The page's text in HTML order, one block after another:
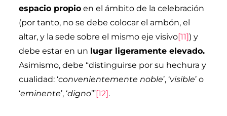
espacio propio en el ámbito de la celebración
(por tanto, no se debe colocar el ambón, el
altar, y la sede sobre el mismo eje visivo[11]) y
debe estar en un lugar ligeramente elevado.
Asimismo, debe “distinguirse por su hechura y
cualidad: ‘convenientemente noble’, ‘visible’ o
‘eminente’, ‘digno’”[12].